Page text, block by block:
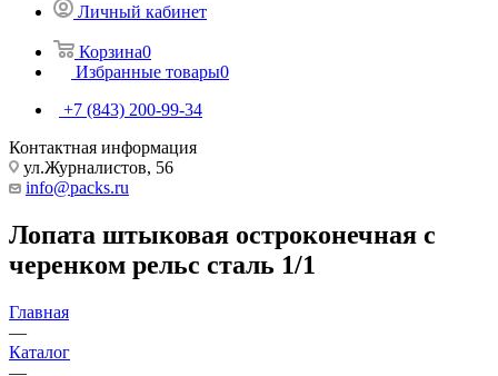
Личный кабинет
Корзина0
Избранные товары0
+7 (843) 200-99-34
Контактная информация
ул.Журналистов, 56
info@packs.ru
Лопата штыковая остроконечная с
черенком рельс сталь 1/1
Главная
—
Каталог
—